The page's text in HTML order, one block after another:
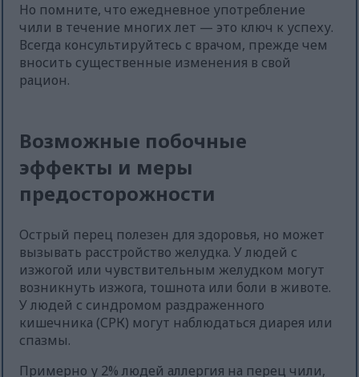
Но помните, что ежедневное употребление
чили в течение многих лет — это ключ к успеху.
Всегда консультируйтесь с врачом, прежде чем
вносить существенные изменения в свой
рацион.
Возможные побочные
эффекты и меры
предосторожности
Острый перец полезен для здоровья, но может
вызывать расстройство желудка. У людей с
изжогой или чувствительным желудком могут
возникнуть изжога, тошнота или боли в животе.
У людей с синдромом раздраженного
кишечника (СРК) могут наблюдаться диарея или
спазмы.
Примерно у 2% людей аллергия на перец чили,